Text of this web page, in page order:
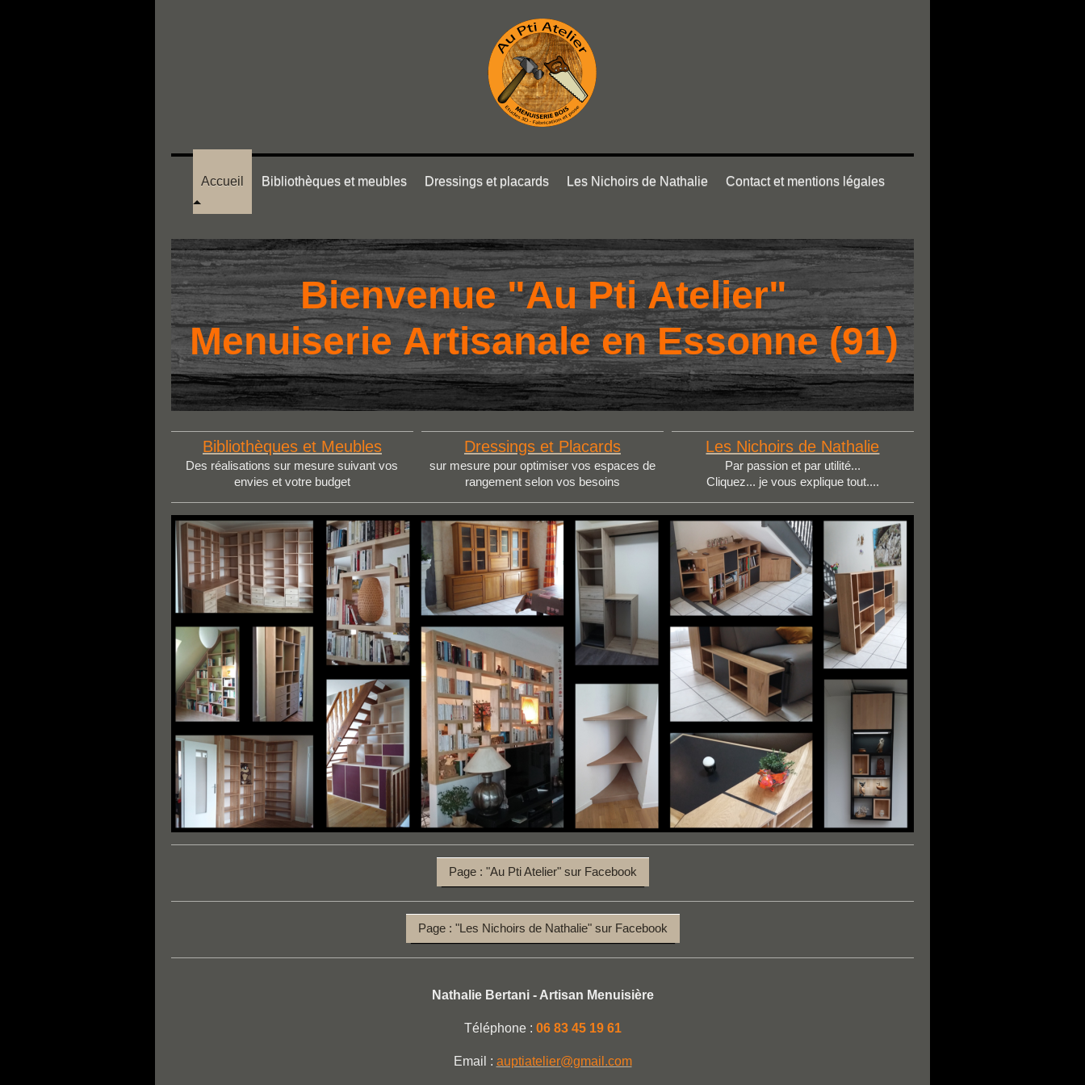
Accueil Bibliothèques et meubles Dressings et placards Les Nichoirs de Nathalie Contact et mentions légales
Bienvenue "Au Pti Atelier"
Menuiserie Artisanale en Essonne (91)
Bibliothèques et Meubles
Des réalisations sur mesure suivant vos
envies et votre budget
Dressings et Placards
sur mesure pour optimiser vos espaces de
rangement selon vos besoins
Les Nichoirs de Nathalie
Par passion et par utilité...
Cliquez... je vous explique tout....
Page : "Au Pti Atelier" sur Facebook
Page : "Les Nichoirs de Nathalie" sur Facebook
Nathalie Bertani - Artisan Menuisière
Téléphone : 06 83 45 19 61
Email : auptiatelier@gmail.com